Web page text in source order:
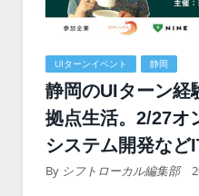
UIターンイベント 静岡
静岡のUIターン経
拠点生活。2/27オ
システム開発など
By シフトローカル編集部